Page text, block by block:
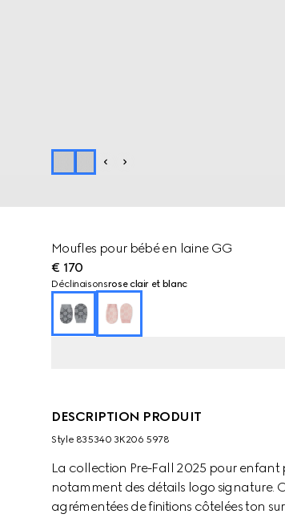
Moufles pour bébé en laine GG
€ 170
Déclinaisonsrose clair et blanc
DESCRIPTION PRODUIT
Style ‎835340 3K206 5978
La collection Pre-Fall 2025 pour
notamment des détails logo signature.
agrémentées de finitions côtelées ton